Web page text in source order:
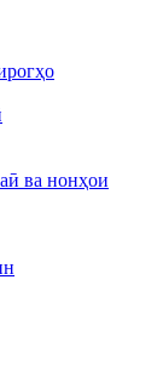
ва нонҳои